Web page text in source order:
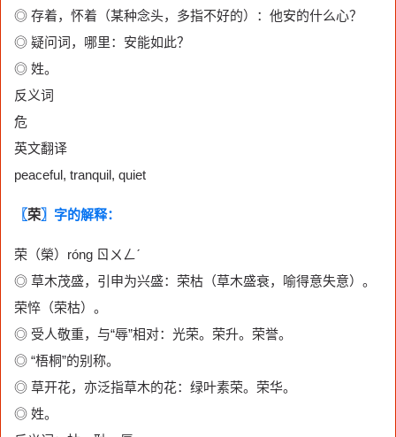
◎ 存着，怀着（某种念头，多指不好的）：他安的什么心？
◎ 疑问词，哪里：安能如此？
◎ 姓。
反义词
危
英文翻译
peaceful, tranquil, quiet
〖荣〗字的解释：
荣（榮）róng ㄖㄨㄥˊ
◎ 草木茂盛，引申为兴盛：荣枯（草木盛衰，喻得意失意）。
荣悴（荣枯）。
◎ 受人敬重，与“辱”相对：光荣。荣升。荣誉。
◎ “梧桐”的别称。
◎ 草开花，亦泛指草木的花：绿叶素荣。荣华。
◎ 姓。